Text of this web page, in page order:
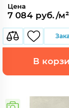
Цена
7 084 руб./м²
В